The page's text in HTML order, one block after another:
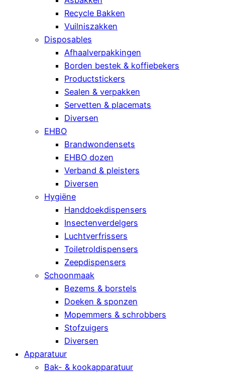
Recycle Bakken
Vuilniszakken
Disposables
Afhaalverpakkingen
Borden bestek & koffiebekers
Productstickers
Sealen & verpakken
Servetten & placemats
Diversen
EHBO
Brandwondensets
EHBO dozen
Verband & pleisters
Diversen
Hygiëne
Handdoekdispensers
Insectenverdelgers
Luchtverfrissers
Toiletroldispensers
Zeepdispensers
Schoonmaak
Bezems & borstels
Doeken & sponzen
Mopemmers & schrobbers
Stofzuigers
Diversen
Apparatuur
Bak- & kookapparatuur